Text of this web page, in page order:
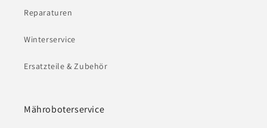
Reparaturen
Winterservice
Ersatzteile & Zubehör
Mähroboterservice